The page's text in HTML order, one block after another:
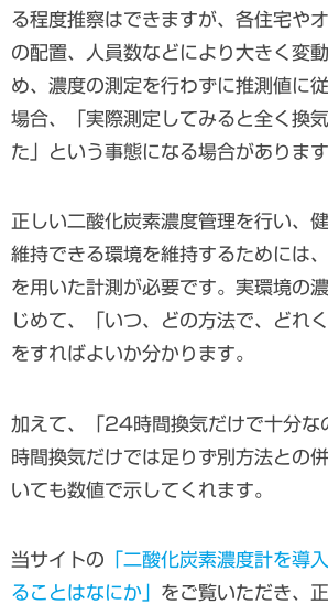
る程度推察はできますが、各住宅や
の配置、人員数などにより大きく変
め、濃度の測定を行わずに推測値に
場合、「実際測定してみると全く換
た」という事態になる場合があります
正しい二酸化炭素濃度管理を行い、
維持できる環境を維持するためには
を用いた計測が必要です。実環境の
じめて、「いつ、どの方法で、どれ
をすればよいか分かります。
加えて、「24時間換気だけで十分
時間換気だけでは足りず別方法との
いても数値で示してくれます。
当サイトの 「二酸化炭素濃度計を導
ることはなにか」 をご覧いただき、